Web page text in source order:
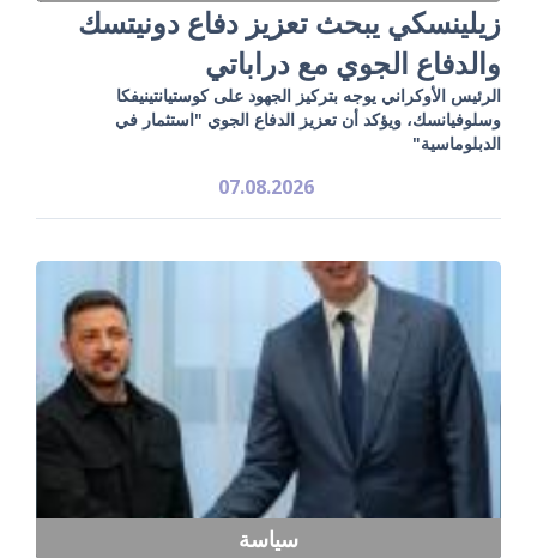
زيلينسكي يبحث تعزيز دفاع دونيتسك
والدفاع الجوي مع دراباتي
الرئيس الأوكراني يوجه بتركيز الجهود على كوستيانتينيفكا
وسلوفيانسك، ويؤكد أن تعزيز الدفاع الجوي "استثمار في
الدبلوماسية"
07.08.2026
سياسة